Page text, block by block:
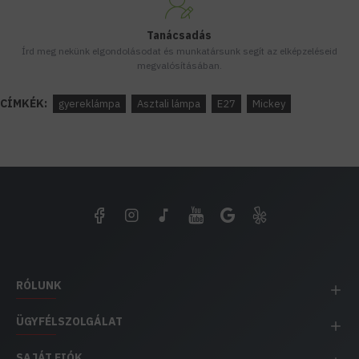
Tanácsadás
Írd meg nekünk elgondolásodat és munkatársunk segít az elképzeléseid
megvalósításában.
CÍMKÉK: gyereklámpa Asztali lámpa E27 Mickey
RÓLUNK
ÜGYFÉLSZOLGÁLAT